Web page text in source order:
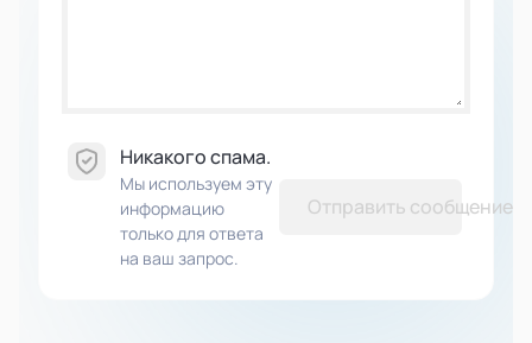
Никакого спама.
Мы используем эту
информацию
только для ответа
на ваш запрос.
Отправить сообщение